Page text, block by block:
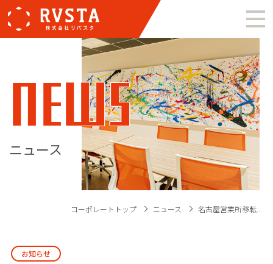
NEWS
ニュース
コーポレートトップ ニュース 名古屋営業所移転...
お知らせ